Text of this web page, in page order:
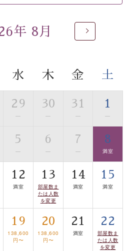
現）
汁をはじめとした和定食
有な源泉です。身も心も癒され
い。
菌防カビの特殊素材の畳を使
には階段がございます。 予め
します。
円）
源泉掛け流しの温泉の質を楽し
ったりといやされるプライベー
さい。
年 8月
水 木 金 土
29
—
30
—
31
—
1
—
5
—
6
—
7
—
8
満室
12
満室
13
部屋数ま
たは人数
を変更
14
満室
15
満室
19
138,600
円〜
20
138,600
円〜
21
満室
22
部屋数ま
たは人数
を変更